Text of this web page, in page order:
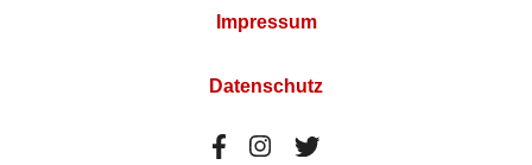
Impressum
Datenschutz